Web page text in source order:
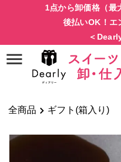
1点から卸価格（最
後払いOK！エ
＜
全商品 ギフト(箱入り)